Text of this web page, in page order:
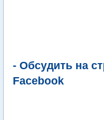
- Обсудить на
Facebook